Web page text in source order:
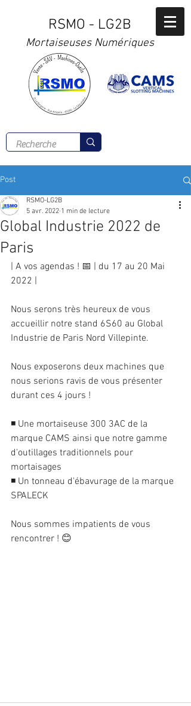
RSMO - LG2B
Mortaiseuses Numériques
Post
Global Industrie 2022 de
Paris
RSMO-LG2B
5 avr. 2022 1 min de lecture
| A vos agendas ! 📅 | du 17 au 20 Mai
2022 |
Nous serons très heureux de vous
accueillir notre stand 6S60 au Global
Industrie de Paris Nord Villepinte.
Nous exposerons deux machines que
nous serions ravis de vous présenter
durant ces 4 jours !
◾ Une mortaiseuse 300 3AC de la
marque CAMS ainsi que notre gamme
d'outillages traditionnels pour
mortaisages
◾ Un tonneau d'ébavurage de la marque
SPALECK
Nous sommes impatients de vous
rencontrer ! 😊